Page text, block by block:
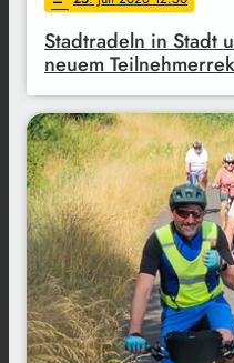
Stadtradeln in Stadt
neuem